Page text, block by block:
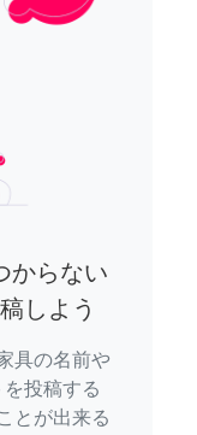
からない
しよう
具の名前や
投稿する
とが出来る